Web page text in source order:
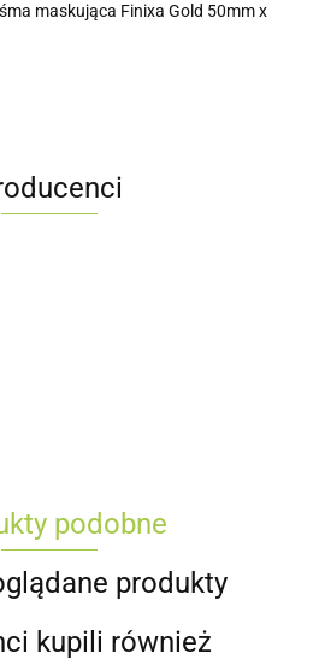
maskująca Finixa Gold 50mm x
podobne
produkty
kupili również